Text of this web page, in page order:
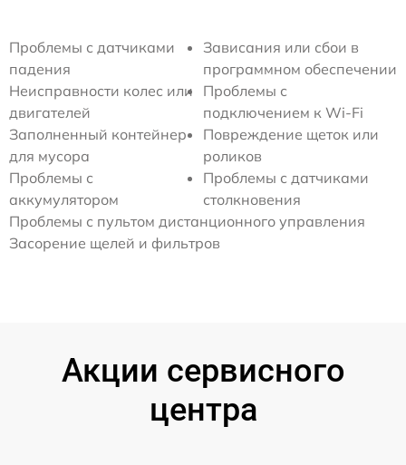
Проблемы с датчиками
падения
Неисправности колес или
двигателей
Заполненный контейнер
для мусора
Проблемы с
аккумулятором
Зависания или сбои в
программном обеспечении
Проблемы с
подключением к Wi-Fi
Повреждение щеток или
роликов
Проблемы с датчиками
столкновения
Проблемы с пультом дистанционного управления
Засорение щелей и фильтров
Акции сервисного
центра